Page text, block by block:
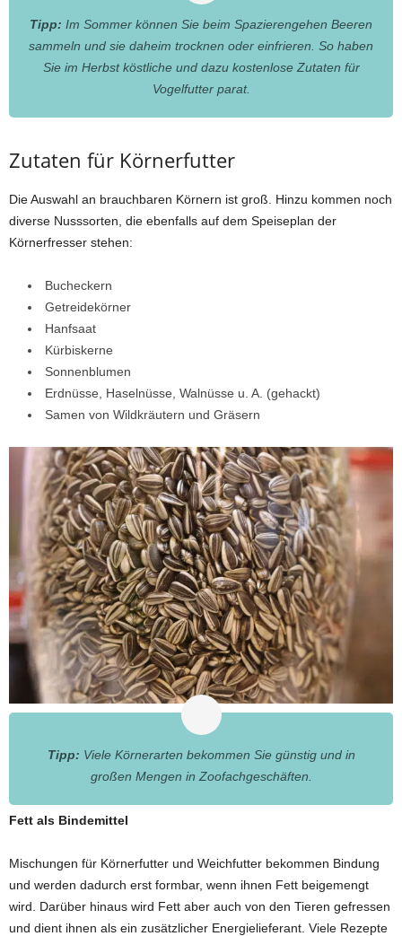
Tipp: Im Sommer können Sie beim Spazierengehen Beeren
sammeln und sie daheim trocknen oder einfrieren. So haben
Sie im Herbst köstliche und dazu kostenlose Zutaten für
Vogelfutter parat.
Zutaten für Körnerfutter
Die Auswahl an brauchbaren Körnern ist groß. Hinzu kommen noch
diverse Nusssorten, die ebenfalls auf dem Speiseplan der
Körnerfresser stehen:
Bucheckern
Getreidekörner
Hanfsaat
Kürbiskerne
Sonnenblumen
Erdnüsse, Haselnüsse, Walnüsse u. A. (gehackt)
Samen von Wildkräutern und Gräsern
Tipp: Viele Körnerarten bekommen Sie günstig und in
großen Mengen in Zoofachgeschäften.
Fett als Bindemittel
Mischungen für Körnerfutter und Weichfutter bekommen Bindung
und werden dadurch erst formbar, wenn ihnen Fett beigemengt
wird. Darüber hinaus wird Fett aber auch von den Tieren gefressen
und dient ihnen als ein zusätzlicher Energielieferant. Viele Rezepte